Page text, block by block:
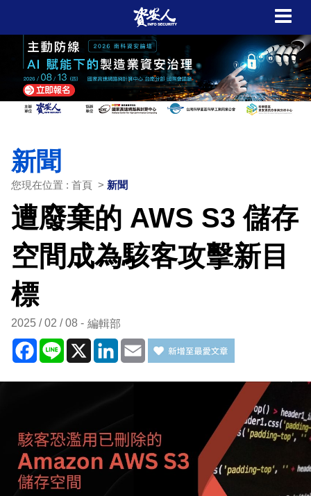
新聞
您現在位置 : 首頁 > 新聞
遭廢棄的 AWS S3 儲存
空間成為駭客攻擊新目
標
2025 / 02 / 08 編輯部
Facebook
Line X LinkedIn
Email